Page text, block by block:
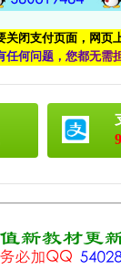
关闭支付页面，网页
任何问题 ， 您都无需